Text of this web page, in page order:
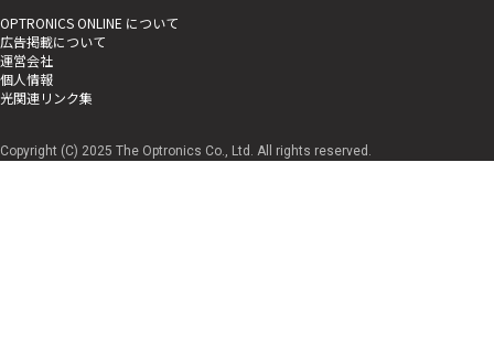
OPTRONICS ONLINE について
広告掲載について
運営会社
個人情報
光関連リンク集
Copyright (C) 2025 The Optronics Co., Ltd. All rights reserved.